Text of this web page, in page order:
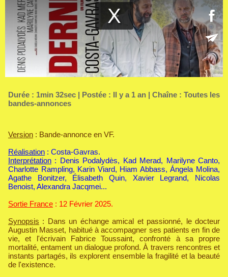
Durée : 1min 32sec | Postée : Il y a 1 an | Chaîne : Toutes les
bandes-annonces
Version : Bande-annonce en VF.
Réalisation : Costa-Gavras.
Interprétation : Denis Podalydès, Kad Merad, Marilyne Canto,
Charlotte Rampling, Karin Viard, Hiam Abbass, Ángela Molina,
Agathe Bonitzer, Élisabeth Quin, Xavier Legrand, Nicolas
Benoist, Alexandra Jacqmei...
Sortie France : 12 Février 2025.
Synopsis : Dans un échange amical et passionné, le docteur
Augustin Masset, habitué à accompagner ses patients en fin de
vie, et l'écrivain Fabrice Toussaint, confronté à sa propre
mortalité, entament un dialogue profond. À travers rencontres et
instants partagés, ils explorent ensemble la fragilité et la beauté
de l'existence.